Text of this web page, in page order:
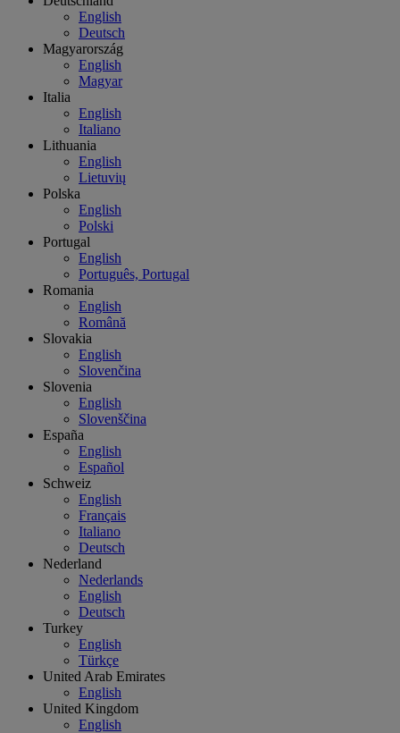
English
Deutsch
Magyarország
English
Magyar
Italia
English
Italiano
Lithuania
English
Lietuvių
Polska
English
Polski
Portugal
English
Português, Portugal
Romania
English
Română
Slovakia
English
Slovenčina
Slovenia
English
Slovenščina
España
English
Español
Schweiz
English
Français
Italiano
Deutsch
Nederland
Nederlands
English
Deutsch
Turkey
English
Türkçe
United Arab Emirates
English
United Kingdom
English